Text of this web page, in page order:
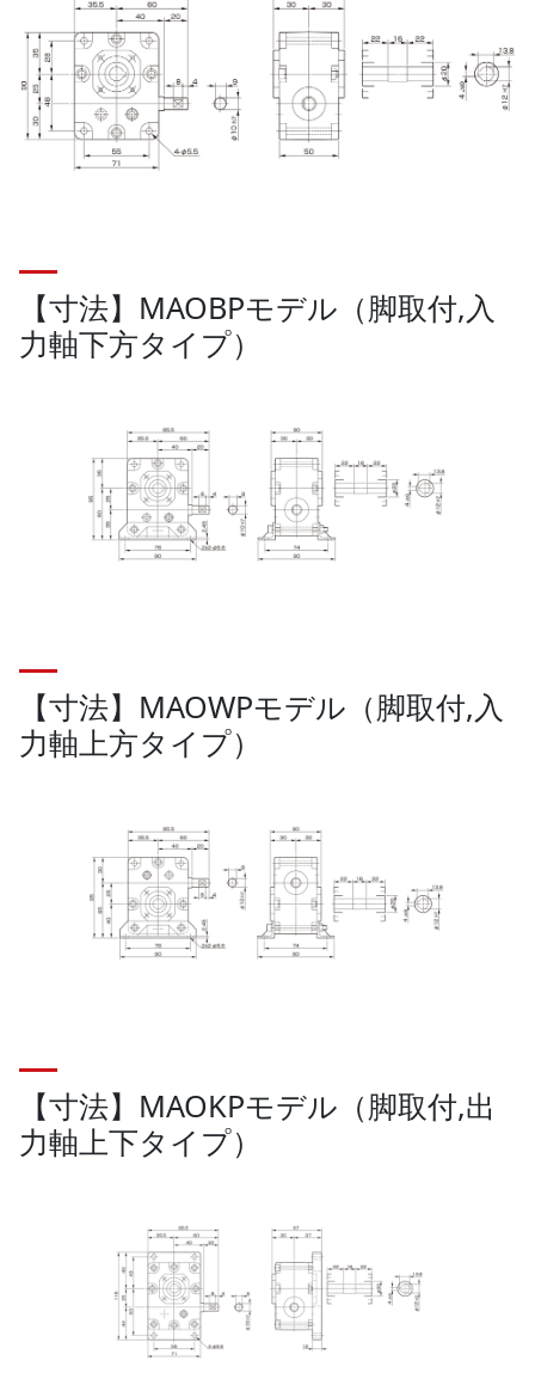
【寸法】MAOBPモデル（脚取付,入
力軸下方タイプ）
【寸法】MAOWPモデル（脚取付,入
力軸上方タイプ）
【寸法】MAOKPモデル（脚取付,出
力軸上下タイプ）